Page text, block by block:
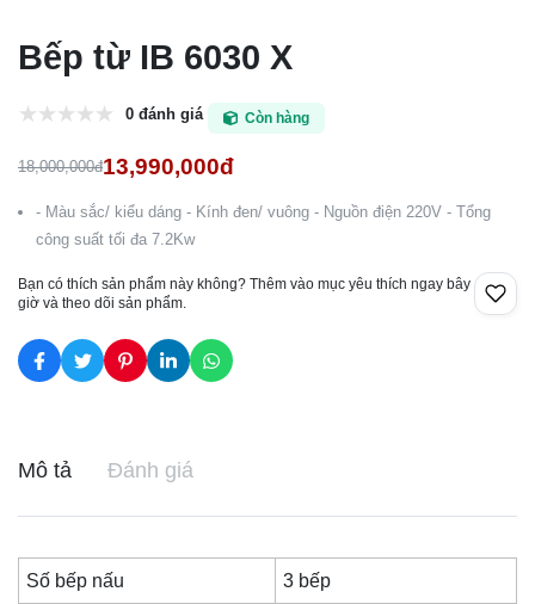
Bếp từ IB 6030 X
0 đánh giá Còn hàng
18,000,000đ13,990,000đ
- Màu sắc/ kiểu dáng - Kính đen/ vuông - Nguồn điện 220V - Tổng
công suất tối đa 7.2Kw
Bạn có thích sản phẩm này không? Thêm vào mục yêu thích ngay bây
giờ và theo dõi sản phẩm.
Mô tả Đánh giá
Số bếp nấu 3 bếp